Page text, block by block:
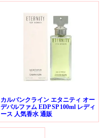
カルバンクライン エタニティ オー
デパルファム EDP SP 100ml レディ
ース 人気香水 通販